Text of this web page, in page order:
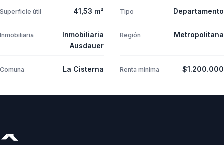
Superficie útil 41,53 m² Tipo Departamento
Inmobiliaria
Inmobiliaria
Ausdauer
Región Metropolitana
Comuna La Cisterna Renta mínima $1.200.000